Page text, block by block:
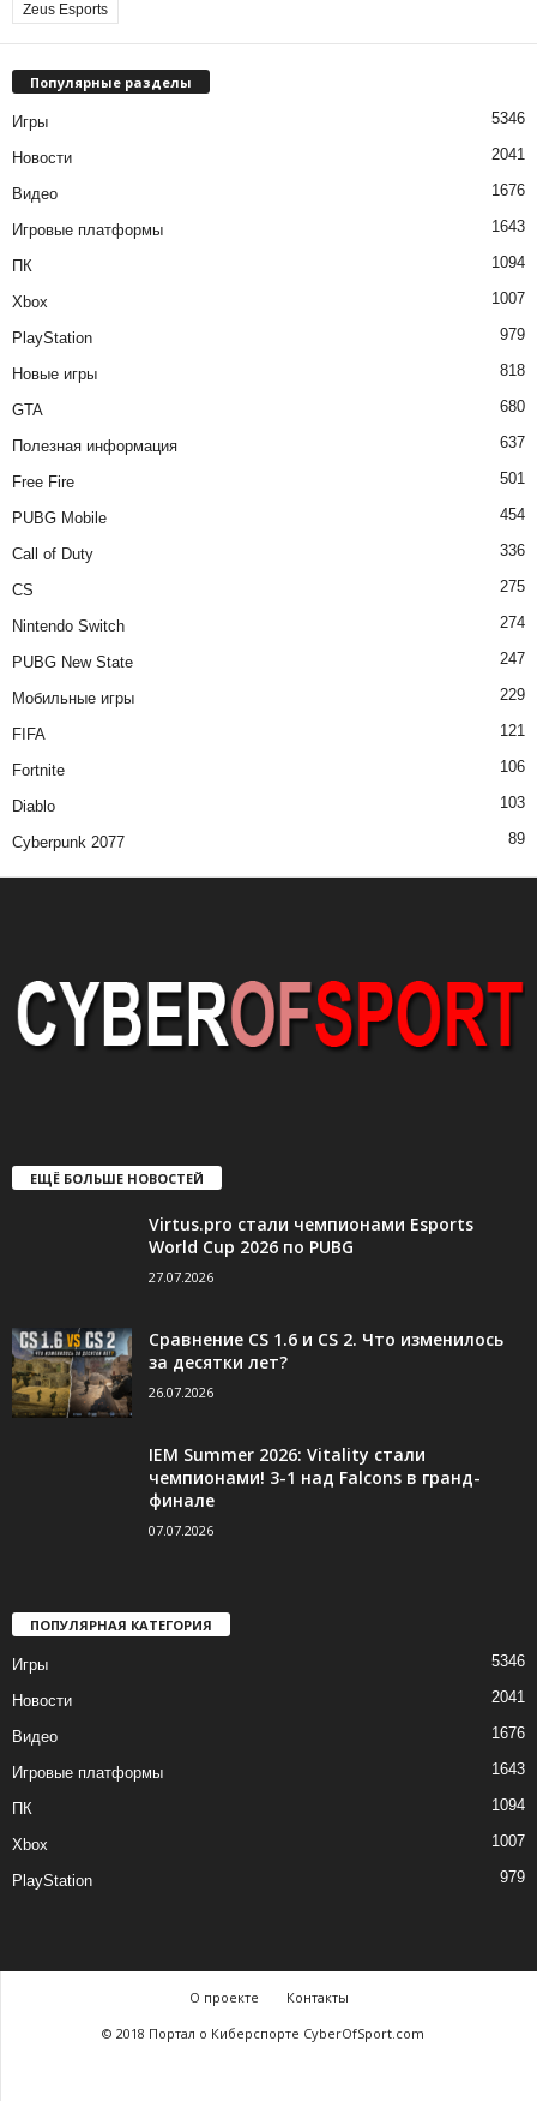
Zeus Esports
Популярные разделы
Игры 5346
Новости 2041
Видео 1676
Игровые платформы 1643
ПК 1094
Xbox 1007
PlayStation 979
Новые игры 818
GTA 680
Полезная информация 637
Free Fire 501
PUBG Mobile 454
Call of Duty 336
CS 275
Nintendo Switch 274
PUBG New State 247
Мобильные игры 229
FIFA 121
Fortnite 106
Diablo 103
Cyberpunk 2077 89
ЕЩЁ БОЛЬШЕ НОВОСТЕЙ
Virtus.pro стали чемпионами Esports
World Cup 2026 по PUBG
27.07.2026
Сравнение CS 1.6 и CS 2. Что изменилось
за десятки лет?
26.07.2026
IEM Summer 2026: Vitality стали
чемпионами! 3-1 над Falcons в гранд-
финале
07.07.2026
ПОПУЛЯРНАЯ КАТЕГОРИЯ
Игры 5346
Новости 2041
Видео 1676
Игровые платформы 1643
ПК 1094
Xbox 1007
PlayStation 979
О проекте
Контакты
© 2018 Портал о Киберспорте CyberOfSport.com